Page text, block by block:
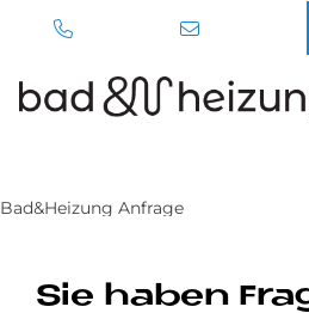
Bad&Heizung Anfrage
Sie ha­ben